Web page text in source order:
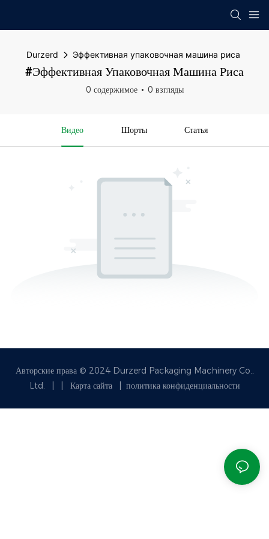
Durzerd Эффективная упаковочная машина риса
#Эффективная Упаковочная Машина Риса
0 содержимое 0 взгляды
Видео Шорты Статья
Авторские права © 2024 Durzerd Packaging Machinery Co.,
Ltd.
Карта сайта политика конфиденциальности